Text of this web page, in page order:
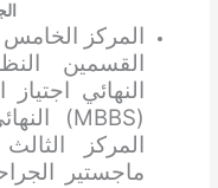
القسمين
النهائي
المركز
ماجستير